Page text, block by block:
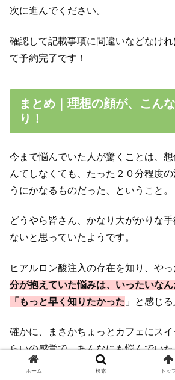
次に進んでください。
確認して記載事項に間違いなどなけ
て予約完了です！
まとめ｜理想の顔が、こん
り！
今まで悩んでいた人が驚くことは、
んてしなくても、たった２０分程度
うにかなるものだった、ということ。
どうやら皆さん、かなり大がかりな
ないと思っていたようです。
ヒアルロン酸注入の存在を知り、やっ
分が抱えていた悩みは、いったいなん
「もっと早く知りたかった 」と感じ
確かに、まさかちょっとカフェにスイ
らいの感覚で、あんなにも悩んでい
うにかなるとは、なかなか想像しにく
ホーム 検索 トッ